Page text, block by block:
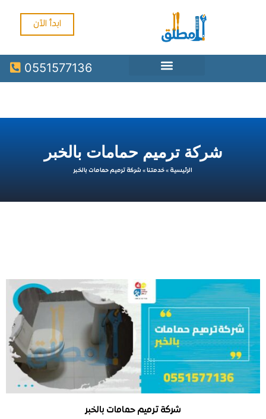
0551577136
شركة ترميم حمامات بالخبر
خدمتنا»شركة ترميم حمامات بالخبر
شركة ترميم حمامات بالخبر